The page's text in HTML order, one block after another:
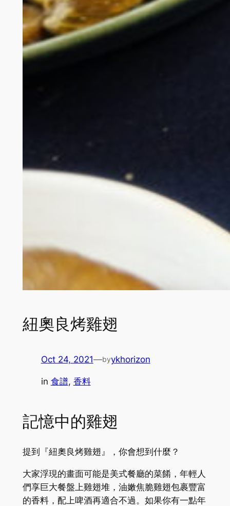
紐奧良烤雞翅
Oct 24, 2021—byykhorizon
in 食譜, 香料
記憶中的雞翅
提到『紐奧良烤雞翅』，你會想到什麼？
大家浮現的畫面可能是美式餐廳的菜餚，年輕人
們享巨大餐盤上雞翅堆，油嫩焦脆雞翅包裹豐富
的香料，配上啤酒再適合不過。如果你有一點年